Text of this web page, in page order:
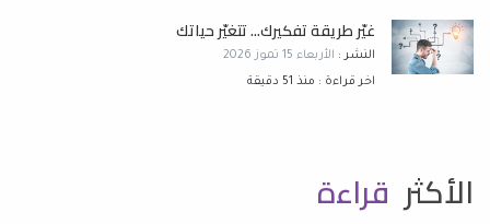
غيّر طريقة تفكيرك... تتغيّر حياتك
النشر : الأربعاء 15 تموز 2026
اخر قراءة : منذ 51 دقيقة
الأكثر قراءة